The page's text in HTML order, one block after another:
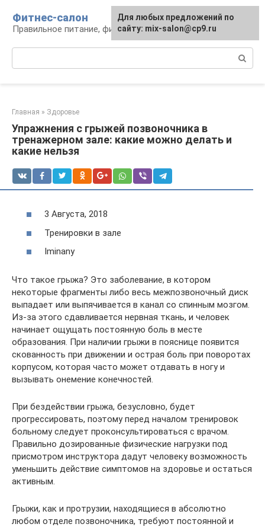
контенту
Фитнес-салон
Правильное питание, фитнес, образ жизни
Главная » Здоровье
Упражнения с грыжей позвоночника в
тренажерном зале: какие можно делать и
какие нельзя
3 Августа, 2018
Тренировки в зале
Iminany
Что такое грыжа? Это заболевание, в котором
некоторые фрагменты либо весь межпозвоночный диск
выпадает или выпячивается в канал со спинным мозгом.
Из-за этого сдавливается нервная ткань, и человек
начинает ощущать постоянную боль в месте
образования. При наличии грыжи в пояснице появится
скованность при движении и острая боль при поворотах
корпусом, которая часто может отдавать в ногу и
вызывать онемение конечностей.
При бездействии грыжа, безусловно, будет
прогрессировать, поэтому перед началом тренировок
больному следует проконсультироваться с врачом.
Правильно дозированные физические нагрузки под
присмотром инструктора дадут человеку возможность
уменьшить действие симптомов на здоровье и остаться
активным.
Грыжи, как и протрузии, находящиеся в абсолютно
любом отделе позвоночника, требуют постоянной и
Для любых предложений по
сайту: mix-salon@cp9.ru